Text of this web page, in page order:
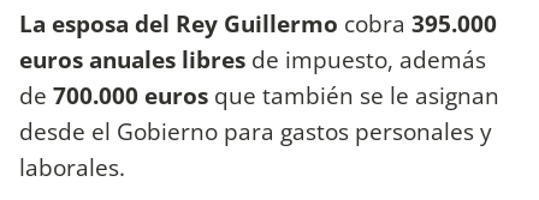
La esposa del Rey Guillermo cobra 395.000
euros anuales libres de impuesto, además
de 700.000 euros que también se le asignan
desde el Gobierno para gastos personales y
laborales.